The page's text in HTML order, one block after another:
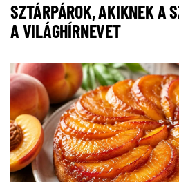
SZTÁRPÁROK, AKIKNEK A
A VILÁGHÍRNEVET